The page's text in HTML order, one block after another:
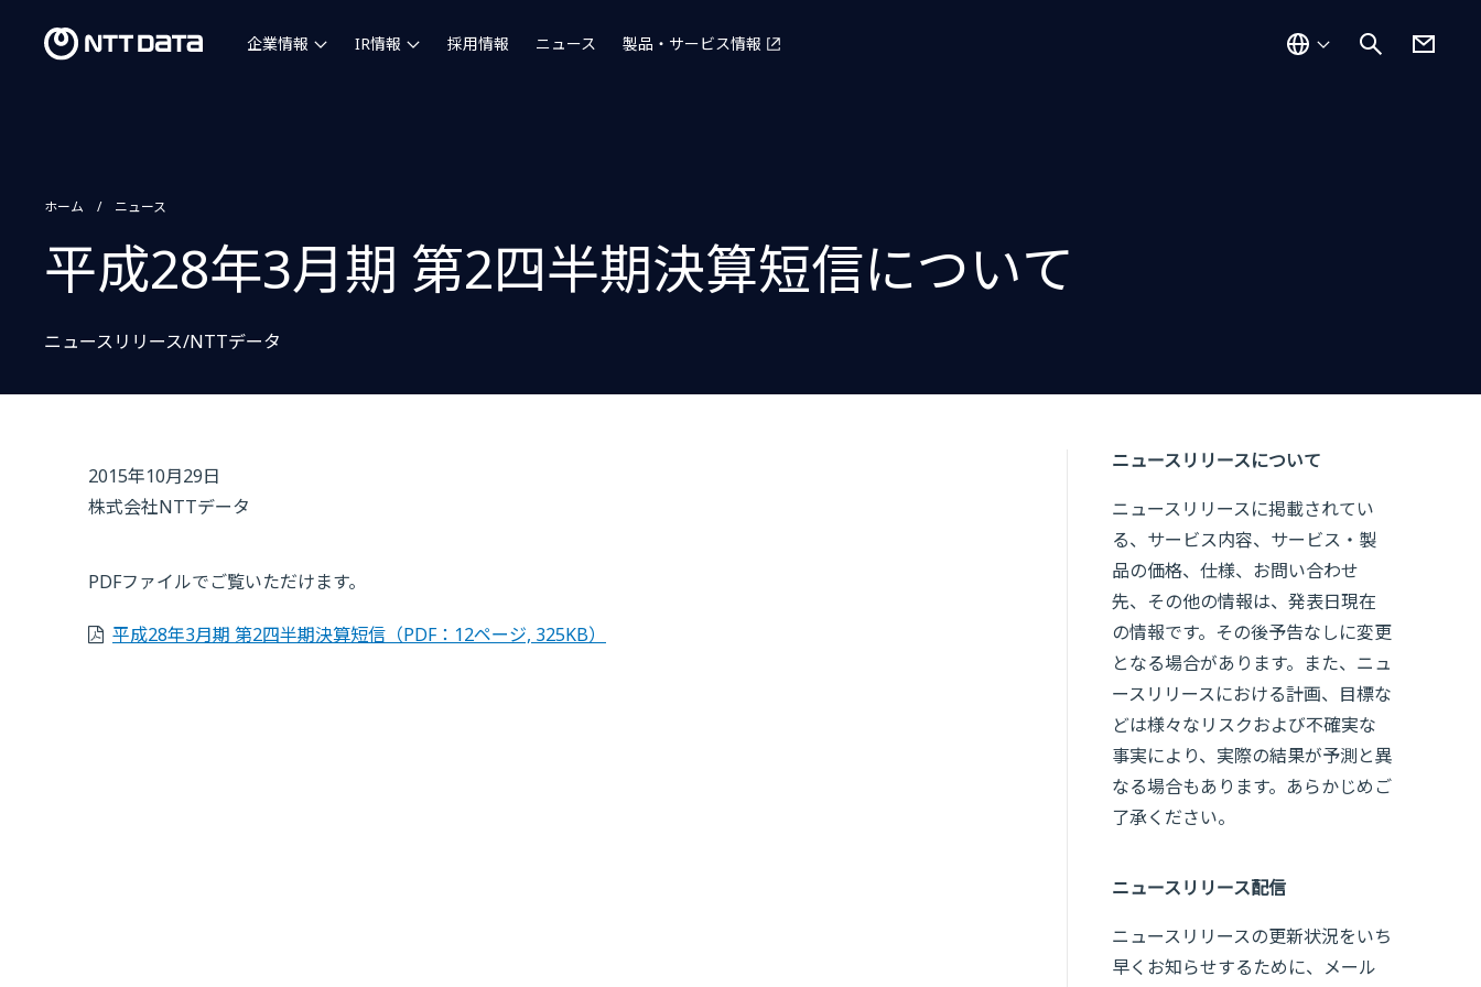
企業情報 IR情報 採用情報 ニュース 製品・サービス情報
ホーム ニュース
平成28年3月期 第2四半期決算短信について
ニュースリリース/NTTデータ
2015年10月29日
株式会社NTTデータ
PDFファイルでご覧いただけます。
平成28年3月期 第2四半期決算短信 （PDF：12ページ, 325KB）
ニュースリリースについて
ニュースリリースに掲載されてい
る、サービス内容、サービス・製
品の価格、仕様、お問い合わせ
先、その他の情報は、発表日現在
の情報です。その後予告なしに変更
となる場合があります。また、ニュ
ースリリースにおける計画、目標な
どは様々なリスクおよび不確実な
事実により、実際の結果が予測と異
なる場合もあります。あらかじめご
了承ください。
ニュースリリース配信
ニュースリリースの更新状況をいち
早くお知らせするために、メール